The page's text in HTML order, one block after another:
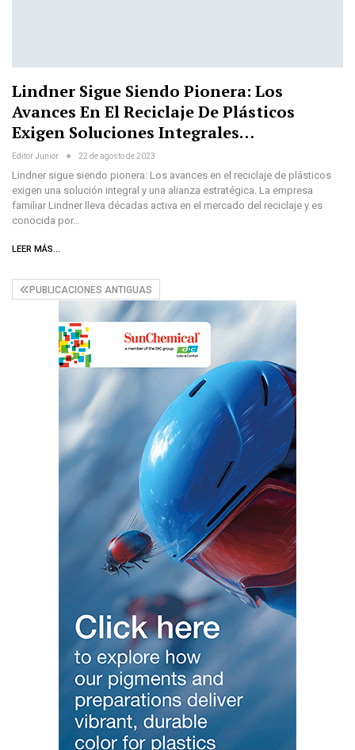
Lindner Sigue Siendo Pionera: Los
Avances En El Reciclaje De Plásticos
Exigen Soluciones Integrales…
Editor Junior 22 de agosto de 2023
Lindner sigue siendo pionera: Los avances en el reciclaje de plásticos
exigen una solución integral y una alianza estratégica. La empresa
familiar Lindner lleva décadas activa en el mercado del reciclaje y es
conocida por…
LEER MÁS...
PUBLICACIONES ANTIGUAS